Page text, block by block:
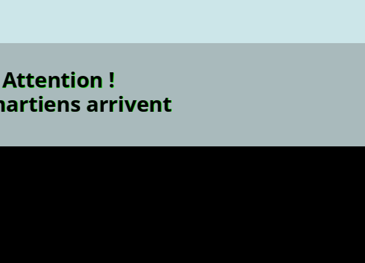
Attention !
Les martiens